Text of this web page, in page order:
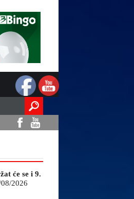
će se i 9.
2026